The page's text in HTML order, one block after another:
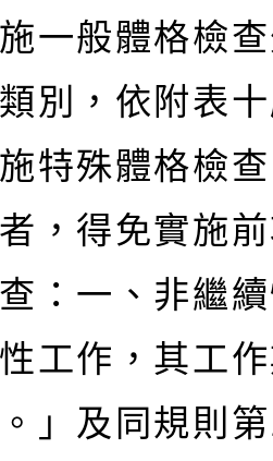
一般體格檢
別，依附表
特殊體格檢
，得免實施
：一、非繼
工作，其工
」及同規則